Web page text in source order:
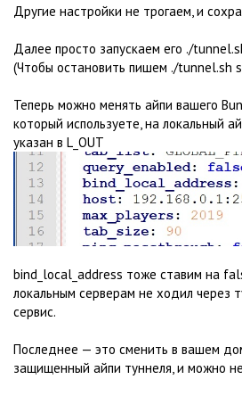
Другие настройки не трогаем, и
Далее просто запускаем его ./
(Чтобы остановить пишем ./tunnel.sh
Теперь можно менять айпи вашего
который используете, на локальный
указан в L_OUT
bind_local_address тоже ставим на
локальным серверам не ходил через
сервис.
Последнее — это сменить в вашем
защищенный айпи туннеля, и можно